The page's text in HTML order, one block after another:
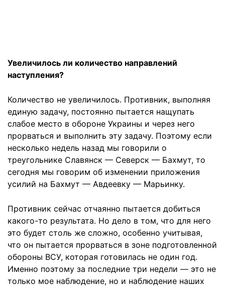
Увеличилось ли количество направлений
наступления?
Количество не увеличилось. Противник, выполняя
единую задачу, постоянно пытается нащупать
слабое место в обороне Украины и через него
прорваться и выполнить эту задачу. Поэтому если
несколько недель назад мы говорили о
треугольнике Славянск — Северск — Бахмут, то
сегодня мы говорим об изменении приложения
усилий на Бахмут — Авдеевку — Марьинку.
Противник сейчас отчаянно пытается добиться
какого-то результата. Но дело в том, что для него
это будет столь же сложно, особенно учитывая,
что он пытается прорваться в зоне подготовленной
обороны ВСУ, которая готовилась не один год.
Именно поэтому за последние три недели — это не
только мое наблюдение, но и наблюдение наших